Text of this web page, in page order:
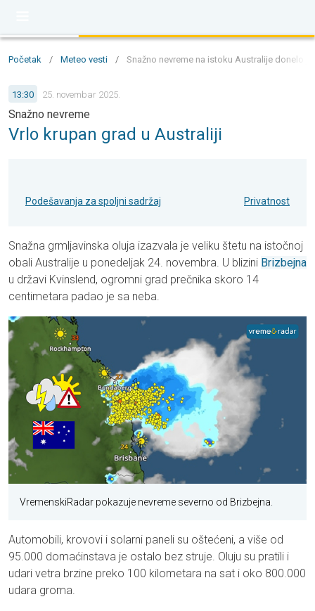
Početak / Meteo vesti / Snažno nevreme na istoku Australije donelo
13:30 25. novembar 2025.
Snažno nevreme
Vrlo krupan grad u Australiji
Podešavanja za spoljni sadržaj Privatnost
Snažna grmljavinska oluja izazvala je veliku štetu na istočnoj
obali Australije u ponedeljak 24. novembra. U blizini Brizbejna
u državi Kvinslend, ogromni grad prečnika skoro 14
centimetara padao je sa neba.
VremenskiRadar pokazuje nevreme severno od Brizbejna.
Automobili, krovovi i solarni paneli su oštećeni, a više od
95.000 domaćinstava je ostalo bez struje. Oluju su pratili i
udari vetra brzine preko 100 kilometara na sat i oko 800.000
udara groma.